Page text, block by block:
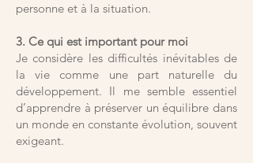
personne et à la situation.
3. Ce qui est important pour moi
Je considère les difficultés inévitables de
la vie comme une part naturelle du
développement. Il me semble essentiel
d’apprendre à préserver un équilibre dans
un monde en constante évolution, souvent
exigeant.